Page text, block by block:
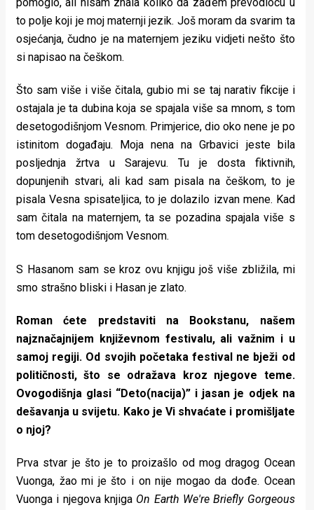
to polje koji je moj maternji jezik. Još moram da svarim ta
osjećanja, čudno je na maternjem jeziku vidjeti nešto što
si napisao na češkom.
Što sam više i više čitala, gubio mi se taj narativ fikcije i
ostajala je ta dubina koja se spajala više sa mnom, s tom
desetogodišnjom Vesnom. Primjerice, dio oko nene je po
istinitom događaju. Moja nena na Grbavici jeste bila
posljednja žrtva u Sarajevu. Tu je dosta fiktivnih,
dopunjenih stvari, ali kad sam pisala na češkom, to je
pisala Vesna spisateljica, to je dolazilo izvan mene. Kad
sam čitala na maternjem, ta se pozadina spajala više s
tom desetogodišnjom Vesnom.
S Hasanom sam se kroz ovu knjigu još više zbližila, mi
smo strašno bliski i Hasan je zlato.
Roman ćete predstaviti na Bookstanu, našem
najznačajnijem književnom festivalu, ali važnim i u
samoj regiji. Od svojih početaka festival ne bježi od
političnosti, što se odražava kroz njegove teme.
Ovogodišnja glasi “Deto(nacija)” i jasan je odjek na
dešavanja u svijetu. Kako je Vi shvaćate i promišljate
o njoj?
Prva stvar je što je to proizašlo od mog dragog Ocean
Vuonga, žao mi je što i on nije mogao da dođe. Ocean
Vuonga i njegova knjiga On Earth We're Briefly Gorgeous